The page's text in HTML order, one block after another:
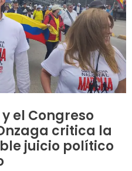
el Congreso
critica la
juicio político